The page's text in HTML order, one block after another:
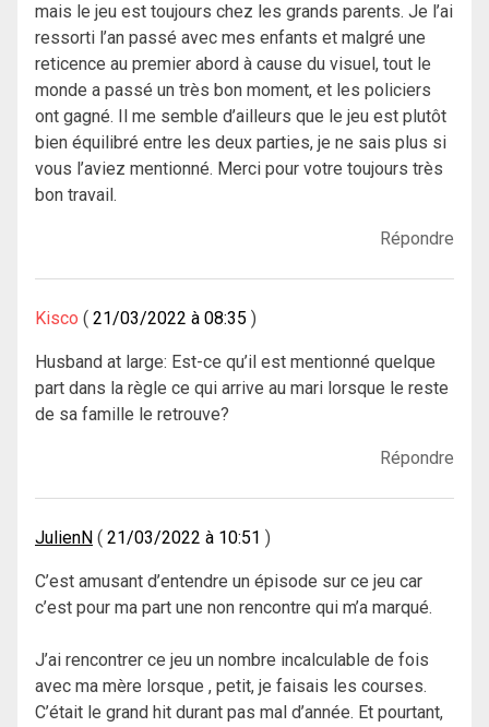
mais le jeu est toujours chez les grands parents. Je l’ai
ressorti l’an passé avec mes enfants et malgré une
reticence au premier abord à cause du visuel, tout le
monde a passé un très bon moment, et les policiers
ont gagné. Il me semble d’ailleurs que le jeu est plutôt
bien équilibré entre les deux parties, je ne sais plus si
vous l’aviez mentionné. Merci pour votre toujours très
bon travail.
Répondre
Kisco 21/03/2022 à 08:35
Husband at large: Est-ce qu’il est mentionné quelque
part dans la règle ce qui arrive au mari lorsque le reste
de sa famille le retrouve?
Répondre
JulienN 21/03/2022 à 10:51
C’est amusant d’entendre un épisode sur ce jeu car
c’est pour ma part une non rencontre qui m’a marqué.
J’ai rencontrer ce jeu un nombre incalculable de fois
avec ma mère lorsque , petit, je faisais les courses.
C’était le grand hit durant pas mal d’année. Et pourtant,